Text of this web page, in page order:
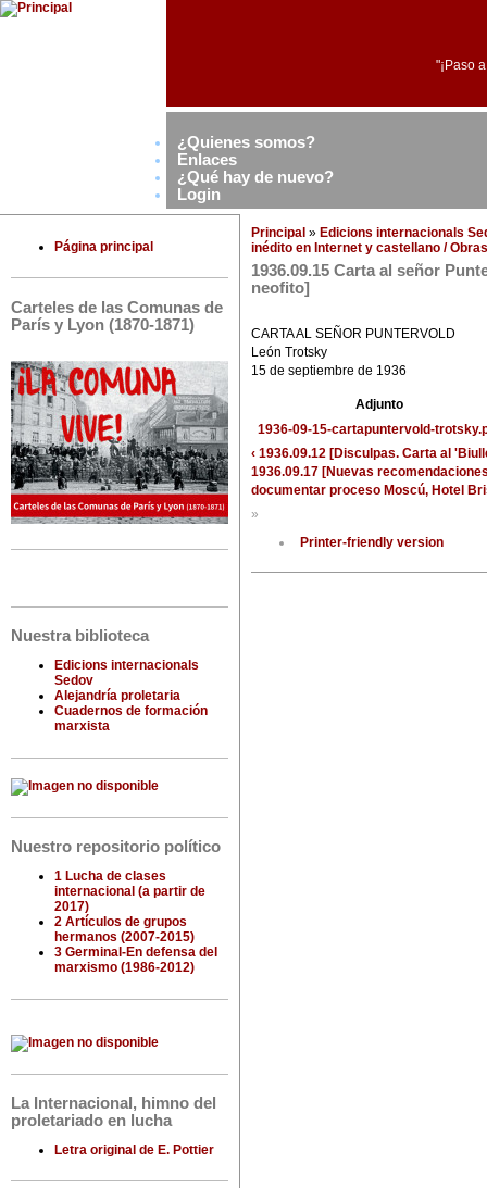
"¡Paso
¿Quienes somos?
Enlaces
¿Qué hay de nuevo?
Login
Página principal
Carteles de las Comunas de
París y Lyon (1870-1871)
Nuestra biblioteca
Edicions internacionals
Sedov
Alejandría proletaria
Cuadernos de formación
marxista
Nuestro repositorio político
1 Lucha de clases
internacional (a partir de
2017)
2 Artículos de grupos
hermanos (2007-2015)
3 Germinal-En defensa del
marxismo (1986-2012)
La Internacional, himno del
proletariado en lucha
Letra original de E. Pottier
Principal » Edicions internacionals
inédito en Internet y castellano /
1936.09.15 Carta al señor
neofito]
CARTA AL SEÑOR PUNTERVOLD
León Trotsky
15 de septiembre de 1936
Adjunto
1936-09-15-cartapuntervold-
‹ 1936.09.12 [Disculpas. Carta al
1936.09.17 [Nuevas
documentar proceso Moscú, Hotel
»
Printer-friendly version